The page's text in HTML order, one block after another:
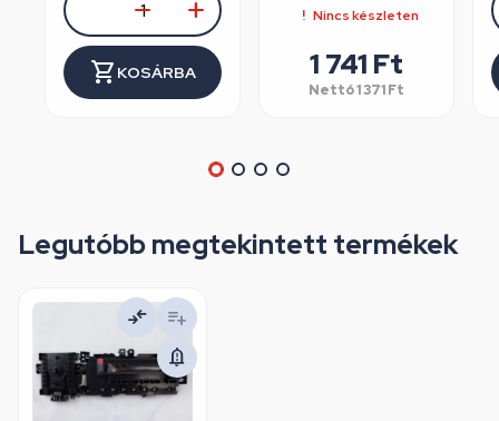
KOSÁRBA
Nincs készleten
1 741 Ft
Nettó1 371Ft
Legutóbb megtekintett termékek